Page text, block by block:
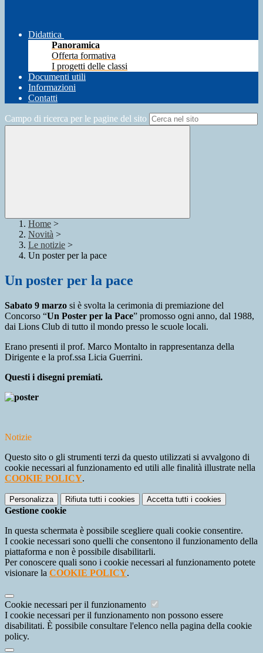
Didattica
Panoramica
Offerta formativa
I progetti delle classi
Documenti utili
Informazioni
Contatti
Campo di ricerca per le pagine del sito
Home >
Novità >
Le notizie >
Un poster per la pace
Un poster per la pace
Sabato 9 marzo si è svolta la cerimonia di premiazione del
Concorso “Un Poster per la Pace” promosso ogni anno, dal 1988,
dai Lions Club di tutto il mondo presso le scuole locali.
Erano presenti il prof. Marco Montalto in rappresentanza della
Dirigente e la prof.ssa Licia Guerrini.
Questi i disegni premiati.
Notizie
Questo sito o gli strumenti terzi da questo utilizzati si avvalgono di
cookie necessari al funzionamento ed utili alle finalità illustrate nella
COOKIE POLICY.
Personalizza Rifiuta tutti i cookies Accetta tutti i cookies
Gestione cookie
In questa schermata è possibile scegliere quali cookie consentire.
I cookie necessari sono quelli che consentono il funzionamento della
piattaforma e non è possibile disabilitarli.
Per conoscere quali sono i cookie necessari al funzionamento potete
visionare la COOKIE POLICY.
Cookie necessari per il funzionamento
I cookie necessari per il funzionamento non possono essere
disabilitati. È possibile consultare l'elenco nella pagina della cookie
policy.